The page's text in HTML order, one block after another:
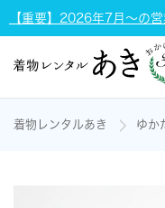
【重要】2026年7月～の営
着物レンタルあき ゆか